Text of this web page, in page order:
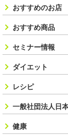
おすすめのお店
おすすめ商品
セミナー情報
ダイエット
レシピ
一般社団法人日
健康